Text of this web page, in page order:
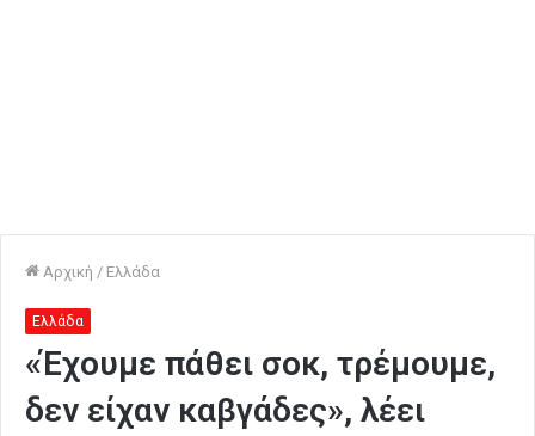
Αρχική / Ελλάδα
Ελλάδα
«Έχουμε πάθει σοκ, τρέμουμε,
δεν είχαν καβγάδες», λέει